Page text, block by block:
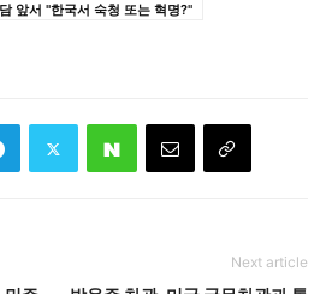
앞서 "한국서 숙청 또는 혁명?"
Next article